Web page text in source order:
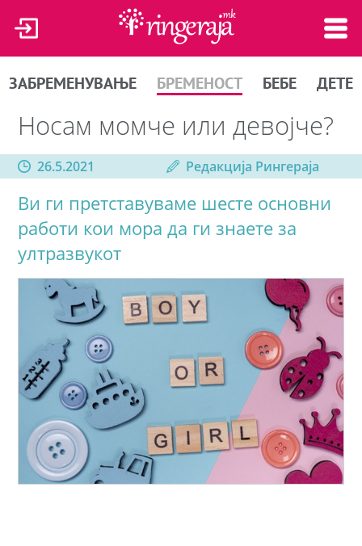
ЗАБРЕМЕНУВАЊЕ БРЕМЕНОСТ БЕБЕ ДЕТЕ
Носам момче или девојче?
26.5.2021 Редакција Рингераја
Ви ги претставуваме шесте основни
работи кои мора да ги знаете за
ултразвукот